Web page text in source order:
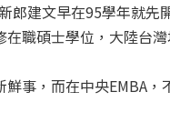
郎建文早在95學年就
職碩士學位，大陸台
事，而在中央EMBA